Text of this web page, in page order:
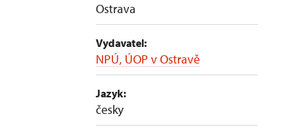
Ostrava
Vydavatel:
NPÚ, ÚOP v Ostravě
Jazyk:
česky